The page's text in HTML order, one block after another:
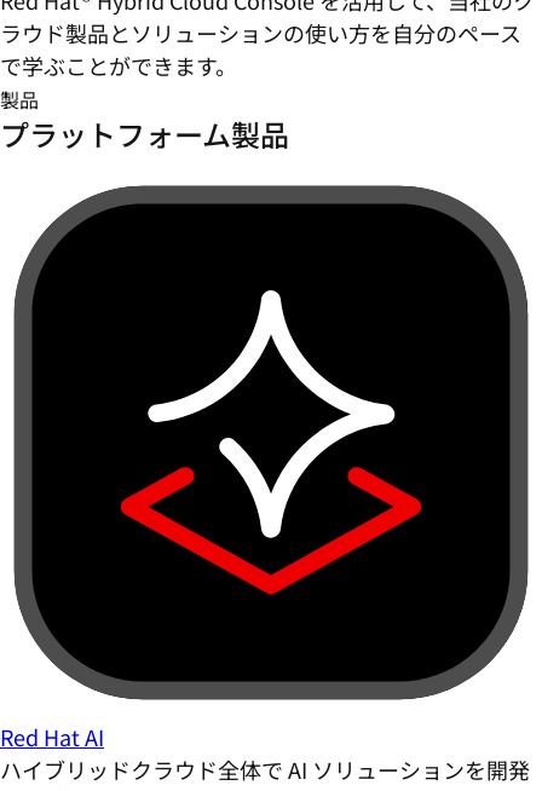
ラウド製品とソリューションの使い方を自分のペース
で学ぶことができます。
製品
プラットフォーム製品
Red Hat AI
ハイブリッドクラウド全体で AI ソリューションを開発